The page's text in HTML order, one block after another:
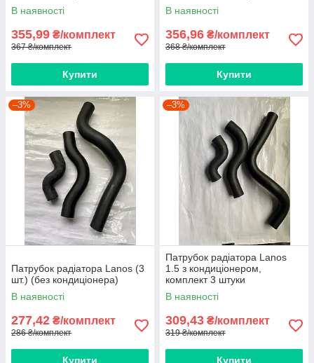
В наявності
355,99 ₴/комплект
367 ₴/комплект
Купити
В наявності
356,96 ₴/комплект
368 ₴/комплект
Купити
–3%
Патрубок радіатора Lanos (3
шт.) (без кондиціонера)
В наявності
277,42 ₴/комплект
286 ₴/комплект
Купити
–3%
Патрубок радіатора Lanos
1.5 з кондиціонером,
комплект 3 штуки
В наявності
309,43 ₴/комплект
319 ₴/комплект
Купити